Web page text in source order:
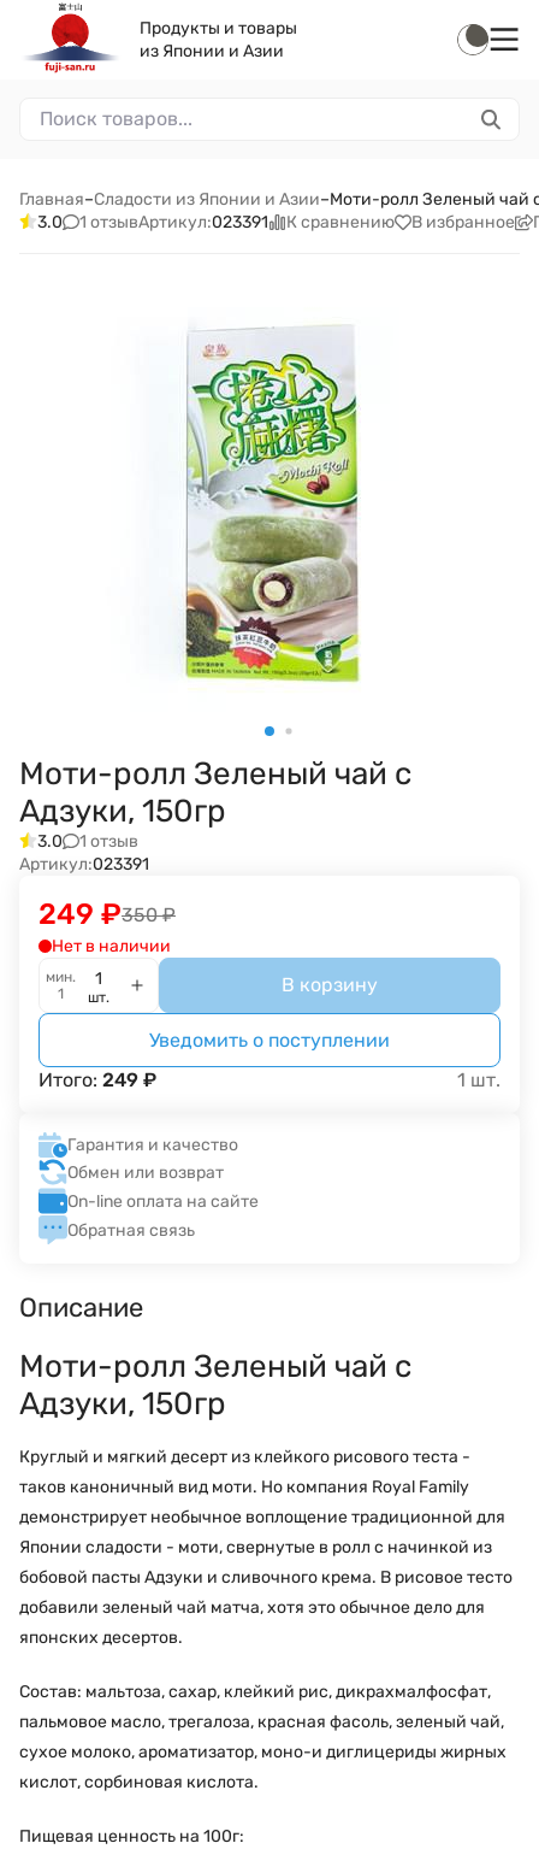
Продукты и товары
из Японии и Азии
Главная–Сладости из Японии и Азии–Моти-ролл Зеленый чай
3.0
1 отзывАртикул:023391 К сравнению В избранное
Моти-ролл Зеленый чай с
Адзуки, 150гр
3.0
1 отзыв
Артикул:023391
350 ₽
249 ₽
Нет в наличии
мин.
1
шт.
В корзину
Уведомить о поступлении
Итого: 249 ₽ 1 шт.
Гарантия и качество
Обмен или возврат
On-line оплата на сайте
Обратная связь
Описание
Моти-ролл Зеленый чай с
Адзуки, 150гр
Круглый и мягкий десерт из клейкого рисового теста -
таков каноничный вид моти. Но компания Royal Family
демонстрирует необычное воплощение традиционной для
Японии сладости - моти, свернутые в ролл с начинкой из
бобовой пасты Адзуки и сливочного крема. В рисовое тесто
добавили зеленый чай матча, хотя это обычное дело для
японских десертов.
Состав: мальтоза, сахар, клейкий рис, дикрахмалфосфат,
пальмовое масло, трегалоза, красная фасоль, зеленый чай,
сухое молоко, ароматизатор, моно-и диглицериды жирных
кислот, сорбиновая кислота.
Пищевая ценность на 100г: